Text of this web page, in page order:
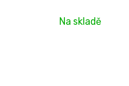
Na skladě